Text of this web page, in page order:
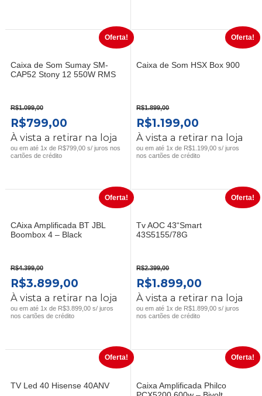
Oferta!
Caixa de Som Sumay SM-
CAP52 Stony 12 550W RMS
R$1.099,00
O
PREÇO
ORIGINAL
R$799,00O
PREÇO
ATUAL
À vista a retirar na loja
ou em até 1x de R$799,00 s/ juros nos
cartões de crédito
Oferta!
Caixa de Som HSX Box 900
R$1.899,00
O
PREÇO
ORIGINAL
R$1.199,00
PREÇO
ATUAL
À vista a retirar na loja
ou em até 1x de R$1.199,00 s/ juros
nos cartões de crédito
Oferta!
CAixa Amplificada BT JBL
Boombox 4 – Black
R$4.399,00
O
PREÇO
ORIGINAL
R$3.899,00O
PREÇO
ATUAL
À vista a retirar na loja
ou em até 1x de R$3.899,00 s/ juros
nos cartões de crédito
Oferta!
Tv AOC 43“Smart
43S5155/78G
R$2.399,00
O
PREÇO
ORIGINAL
R$1.899,00
PREÇO
ATUAL
À vista a retirar na loja
ou em até 1x de R$1.899,00 s/ juros
nos cartões de crédito
Oferta!
TV Led 40 Hisense 40ANV
Oferta!
Caixa Amplificada Philco